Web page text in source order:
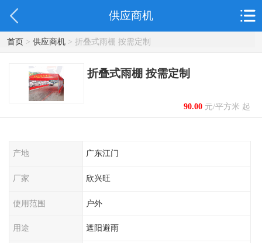
供应商机
首页> 供应商机> 折叠式雨棚 按需定制
折叠式雨棚 按需定制
90.00元/平方米 起
产地 广东江门
厂家 欣兴旺
使用范围 户外
用途 遮阳避雨